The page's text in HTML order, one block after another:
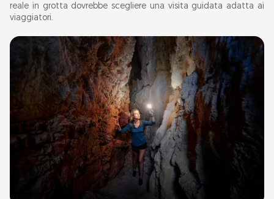
reale in grotta dovrebbe scegliere una visita guidata adatta ai
viaggiatori.